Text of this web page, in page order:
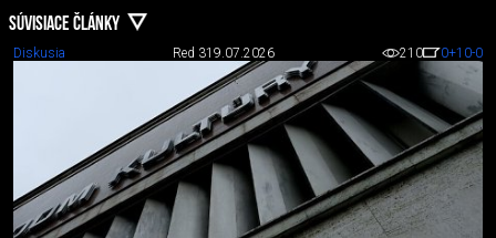
SÚVISIACE ČLÁNKY
Diskusia Red 319.07.2026 210 0+10-0